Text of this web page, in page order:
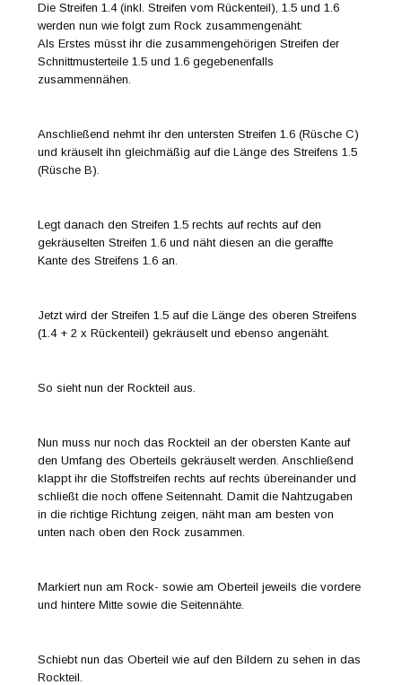
Die Streifen 1.4 (inkl. Streifen vom Rückenteil), 1.5 und 1.6
werden nun wie folgt zum Rock zusammengenäht:
Als Erstes müsst ihr die zusammengehörigen Streifen der
Schnittmusterteile 1.5 und 1.6 gegebenenfalls
zusammennähen.
Anschließend nehmt ihr den untersten Streifen 1.6 (Rüsche C)
und kräuselt ihn gleichmäßig auf die Länge des Streifens 1.5
(Rüsche B).
Legt danach den Streifen 1.5 rechts auf rechts auf den
gekräuselten Streifen 1.6 und näht diesen an die geraffte
Kante des Streifens 1.6 an.
Jetzt wird der Streifen 1.5 auf die Länge des oberen Streifens
(1.4 + 2 x Rückenteil) gekräuselt und ebenso angenäht.
So sieht nun der Rockteil aus.
Nun muss nur noch das Rockteil an der obersten Kante auf
den Umfang des Oberteils gekräuselt werden. Anschließend
klappt ihr die Stoffstreifen rechts auf rechts übereinander und
schließt die noch offene Seitennaht. Damit die Nahtzugaben
in die richtige Richtung zeigen, näht man am besten von
unten nach oben den Rock zusammen.
Markiert nun am Rock- sowie am Oberteil jeweils die vordere
und hintere Mitte sowie die Seitennähte.
Schiebt nun das Oberteil wie auf den Bildern zu sehen in das
Rockteil.